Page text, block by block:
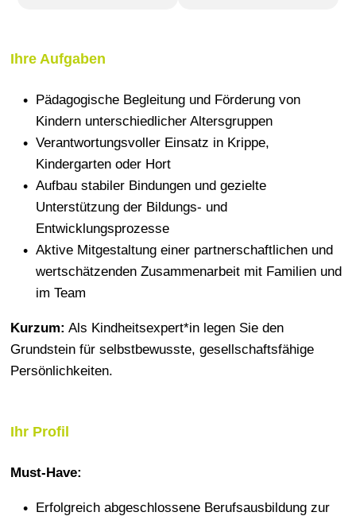
Ihre Aufgaben
Pädagogische Begleitung und Förderung von
Kindern unterschiedlicher Altersgruppen
Verantwortungsvoller Einsatz in Krippe,
Kindergarten oder Hort
Aufbau stabiler Bindungen und gezielte
Unterstützung der Bildungs- und
Entwicklungsprozesse
Aktive Mitgestaltung einer partnerschaftlichen und
wertschätzenden Zusammenarbeit mit Familien und
im Team
Kurzum: Als Kindheitsexpert*in legen Sie den
Grundstein für selbstbewusste, gesellschaftsfähige
Persönlichkeiten.
Ihr Profil
Must-Have:
Erfolgreich abgeschlossene Berufsausbildung zur